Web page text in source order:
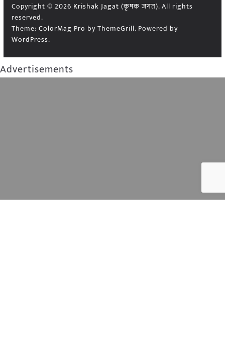
Copyright © 2026 Krishak Jagat (कृषक जगत). All rights
reserved.
Theme: ColorMag Pro by ThemeGrill. Powered by
WordPress.
Advertisements